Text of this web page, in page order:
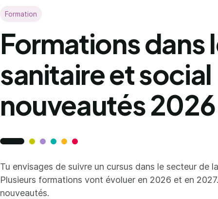
Formation
Formations dans
sanitaire et social
nouveautés 2026
Tu envisages de suivre un cursus dans le secteur de
Plusieurs formations vont évoluer en 2026 et en
nouveautés.